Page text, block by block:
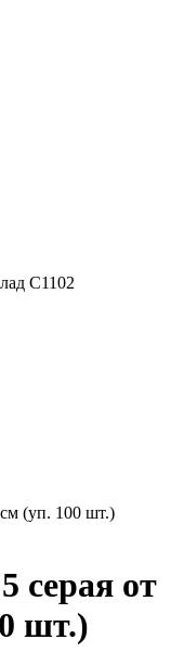
С1102
(уп. 100 шт.)
серая от
шт.)